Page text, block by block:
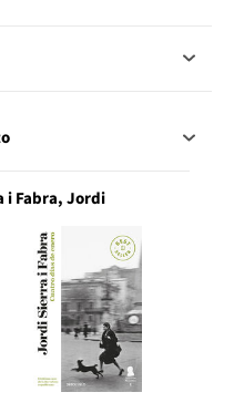
i Fabra, Jordi